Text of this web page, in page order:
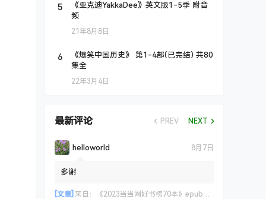
5
《亚克迪YakkaDee》英文版1-5季 附音
频
21年8月8日
6
《爆笑中国历史》 第1-4部(已完结) 共80
集全
22年3月4日
最新评论 PREV NEXT
helloworld 8月7日
多谢
[文章] 来自： 《2023当当网好书榜70本》epub+azw3+mobi格式